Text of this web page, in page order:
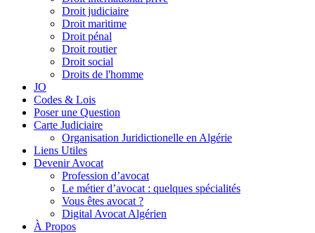
Droit judiciaire
Droit maritime
Droit pénal
Droit routier
Droit social
Droits de l'homme
JO
Codes & Lois
Poser une Question
Carte Judiciaire
Organisation Juridictionelle en Algérie
Liens Utiles
Devenir Avocat
Profession d’avocat
Le métier d’avocat : quelques spécialités
Vous êtes avocat ?
Digital Avocat Algérien
À Propos